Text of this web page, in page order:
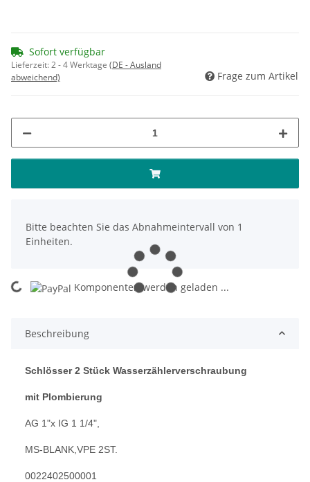
Sofort verfügbar
Lieferzeit:2 - 4 Werktage (DE - Ausland
abweichend)
Frage zum Artikel
Bitte beachten Sie das Abnahmeintervall von 1
Einheiten.
Komponenten werden geladen ...
Beschreibung
Schlösser 2 Stück Wasserzählerverschraubung
mit Plombierung
AG 1"x IG 1 1/4",
MS-BLANK,VPE 2ST.
0022402500001